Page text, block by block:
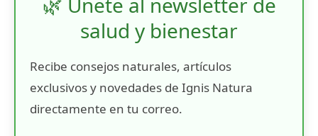
salud y bienestar
Recibe consejos naturales, artículos
exclusivos y novedades de Ignis Natura
directamente en tu correo.